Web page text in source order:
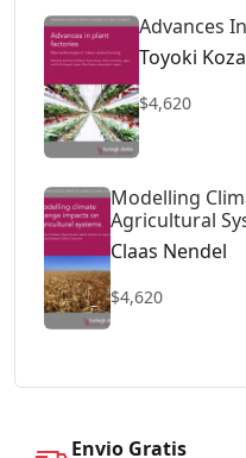
Advances
Toyoki
$4,620
Modelling
Agricultural
Claas Nendel
$4,620
Envio Gratis